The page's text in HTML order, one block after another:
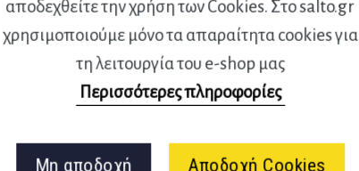
αποδεχθείτε την χρήση των Cookies. Στο salto.gr
χρησιμοποιούμε μόνο τα απαραίτητα cookies για
τη λειτουργία του e-shop μας
Περισσότερες πληροφορίες
Μη αποδοχή Αποδοχή Cookies
Ακολουθήστε μας
στα social media